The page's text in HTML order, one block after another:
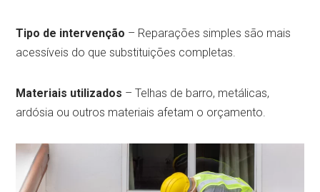
Tipo de intervenção – Reparações simples são mais
acessíveis do que substituições completas.
Materiais utilizados – Telhas de barro, metálicas,
ardósia ou outros materiais afetam o orçamento.